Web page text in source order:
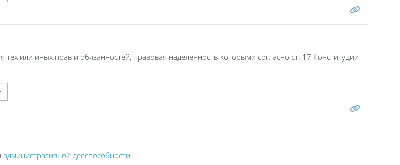
или иных прав и обязанностей, правовая наделенность которыми согласно ст. 17 Конституции
административной дееспособности